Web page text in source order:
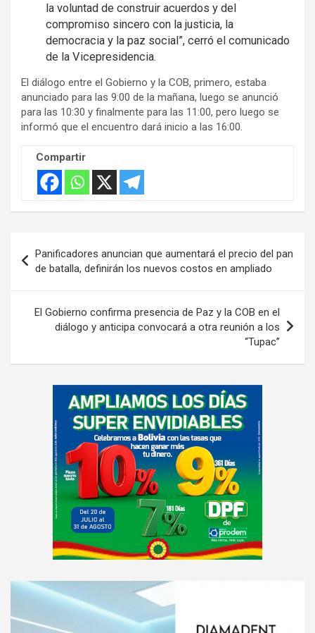
la voluntad de construir acuerdos y del
compromiso sincero con la justicia, la
democracia y la paz social”, cerró el comunicado
de la Vicepresidencia.
El diálogo entre el Gobierno y la COB, primero, estaba
anunciado para las 9:00 de la mañana, luego se anunció
para las 10:30 y finalmente para las 11:00, pero luego se
informó que el encuentro dará inicio a las 16:00.
Compartir
de
entradas
Panificadores anuncian que aumentará el precio del pan
de batalla, definirán los nuevos costos en ampliado
El Gobierno confirma presencia de Paz y la COB en el
diálogo y anticipa convocará a otra reunión a los
“Tupac”
e
t
A
v